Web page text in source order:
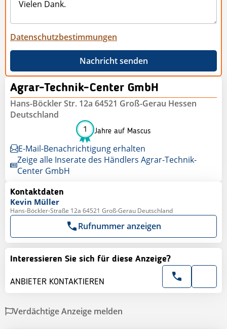
Datenschutzbestimmungen
Nachricht senden
Agrar-Technik-Center GmbH
Hans-Böckler Str. 12a 64521 Groß-Gerau Hessen
Deutschland
1 Jahre auf Mascus
E-Mail-Benachrichtigung erhalten
Zeige alle Inserate des Händlers Agrar-Technik-
Center GmbH
Kontaktdaten
Kevin Müller
Hans-Böckler-Straße 12a 64521 Groß-Gerau Deutschland
Rufnummer anzeigen
Interessieren Sie sich für diese Anzeige?
ANBIETER KONTAKTIEREN
Verdächtige Anzeige melden